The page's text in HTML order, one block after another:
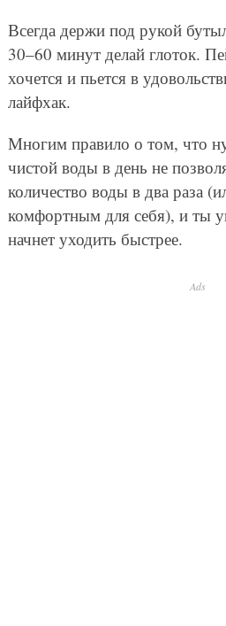
Всегда держи под рукой
30–60 минут делай глоток.
хочется и пьется в
лайфхак.
Многим правило о том, что
чистой воды в день не
количество воды в два раза
комфортным для себя), и ты
начнет уходить быстрее.
Ads